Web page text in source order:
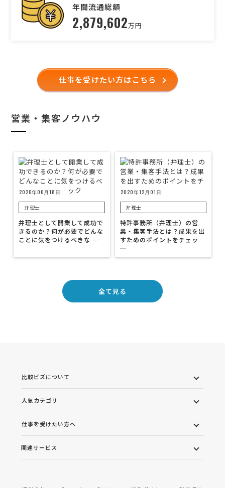
年間流通総額
2,879,602万円
仕事を受けたい方はこちら
営業・集客ノウハウ
2026年06月18日
弁理士
弁理士として開業して成功で
きるのか？何が必要でどんな
ことに気をつけるべきな …
2020年12月01日
弁理士
特許事務所（弁理士）の営
業・集客手法とは？成果を出
すためのポイントをチェッ
…
全て見る
比較ビズについて
人気カテゴリ
仕事を受けたい方へ
関連サービス